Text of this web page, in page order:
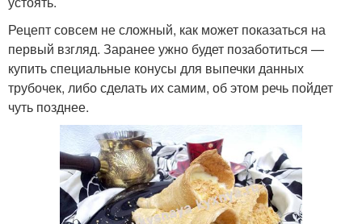
Рецепт совсем не сложный, как может показаться на
первый взгляд. Заранее ужно будет позаботиться —
купить специальные конусы для выпечки данных
трубочек, либо сделать их самим, об этом речь пойдет
чуть позднее.